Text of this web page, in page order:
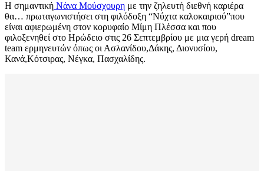
Η σημαντική Νάνα Μούσχουρη με την ζηλευτή διεθνή καριέρα
θα… πρωταγωνιστήσει στη φιλόδοξη “Νύχτα καλοκαιριού”που
είναι αφιερωμένη στον κορυφαίο Μίμη Πλέσσα και που
φιλοξενηθεί στο Ηρώδειο στις 26 Σεπτεμβρίου με μια γερή dream
team ερμηνευτών όπως οι Ασλανίδου,Δάκης, Διονυσίου,
Κανά,Κότσιρας, Νέγκα, Πασχαλίδης.